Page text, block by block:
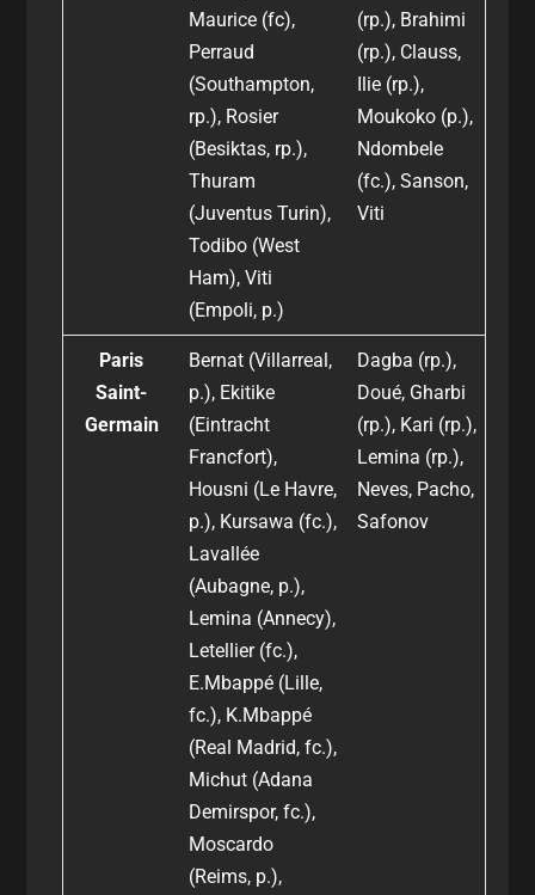
Maurice (fc),
Perraud
(Southampton,
rp.), Rosier
(Besiktas, rp.),
Thuram
(Juventus Turin),
Todibo (West
Ham), Viti
(Empoli, p.)
(rp.), Brahimi
(rp.), Clauss,
Ilie (rp.),
Moukoko (p.),
Ndombele
(fc.), Sanson,
Viti
Paris
Saint-
Germain
Bernat (Villarreal,
p.), Ekitike
(Eintracht
Francfort),
Housni (Le Havre,
p.), Kursawa (fc.),
Lavallée
(Aubagne, p.),
Lemina (Annecy),
Letellier (fc.),
E.Mbappé (Lille,
fc.), K.Mbappé
(Real Madrid, fc.),
Michut (Adana
Demirspor, fc.),
Moscardo
(Reims, p.),
Dagba (rp.),
Doué, Gharbi
(rp.), Kari (rp.),
Lemina (rp.),
Neves, Pacho,
Safonov